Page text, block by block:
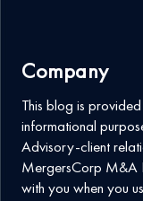
Company
This blog is
informational
Advisory-client
MergersCorp M&A
with you when you